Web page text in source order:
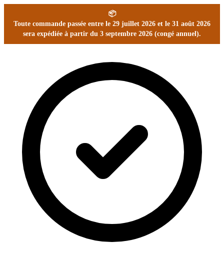
📦
Toute commande passée entre le 29 juillet 2026 et le 31 août 2026
sera expédiée à partir du 3 septembre 2026 (congé annuel).